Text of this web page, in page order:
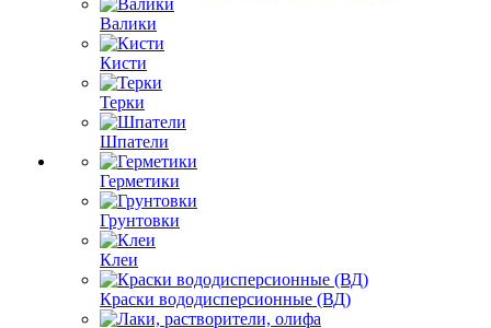
Валики
Кисти
Терки
Шпатели
Герметики
Грунтовки
Клеи
Краски вододисперсионные (ВД)